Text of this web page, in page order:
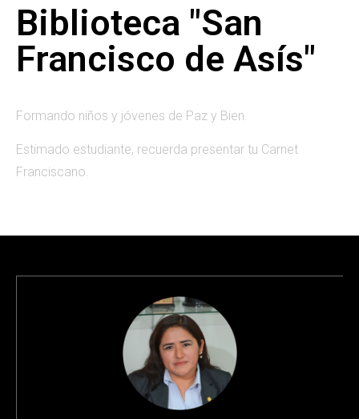
Biblioteca "San
Francisco de Asís"
Formando niños y jóvenes de Paz y Bien.
Estimado estudiante, recuerda presentar tu Carnet
Franciscano.